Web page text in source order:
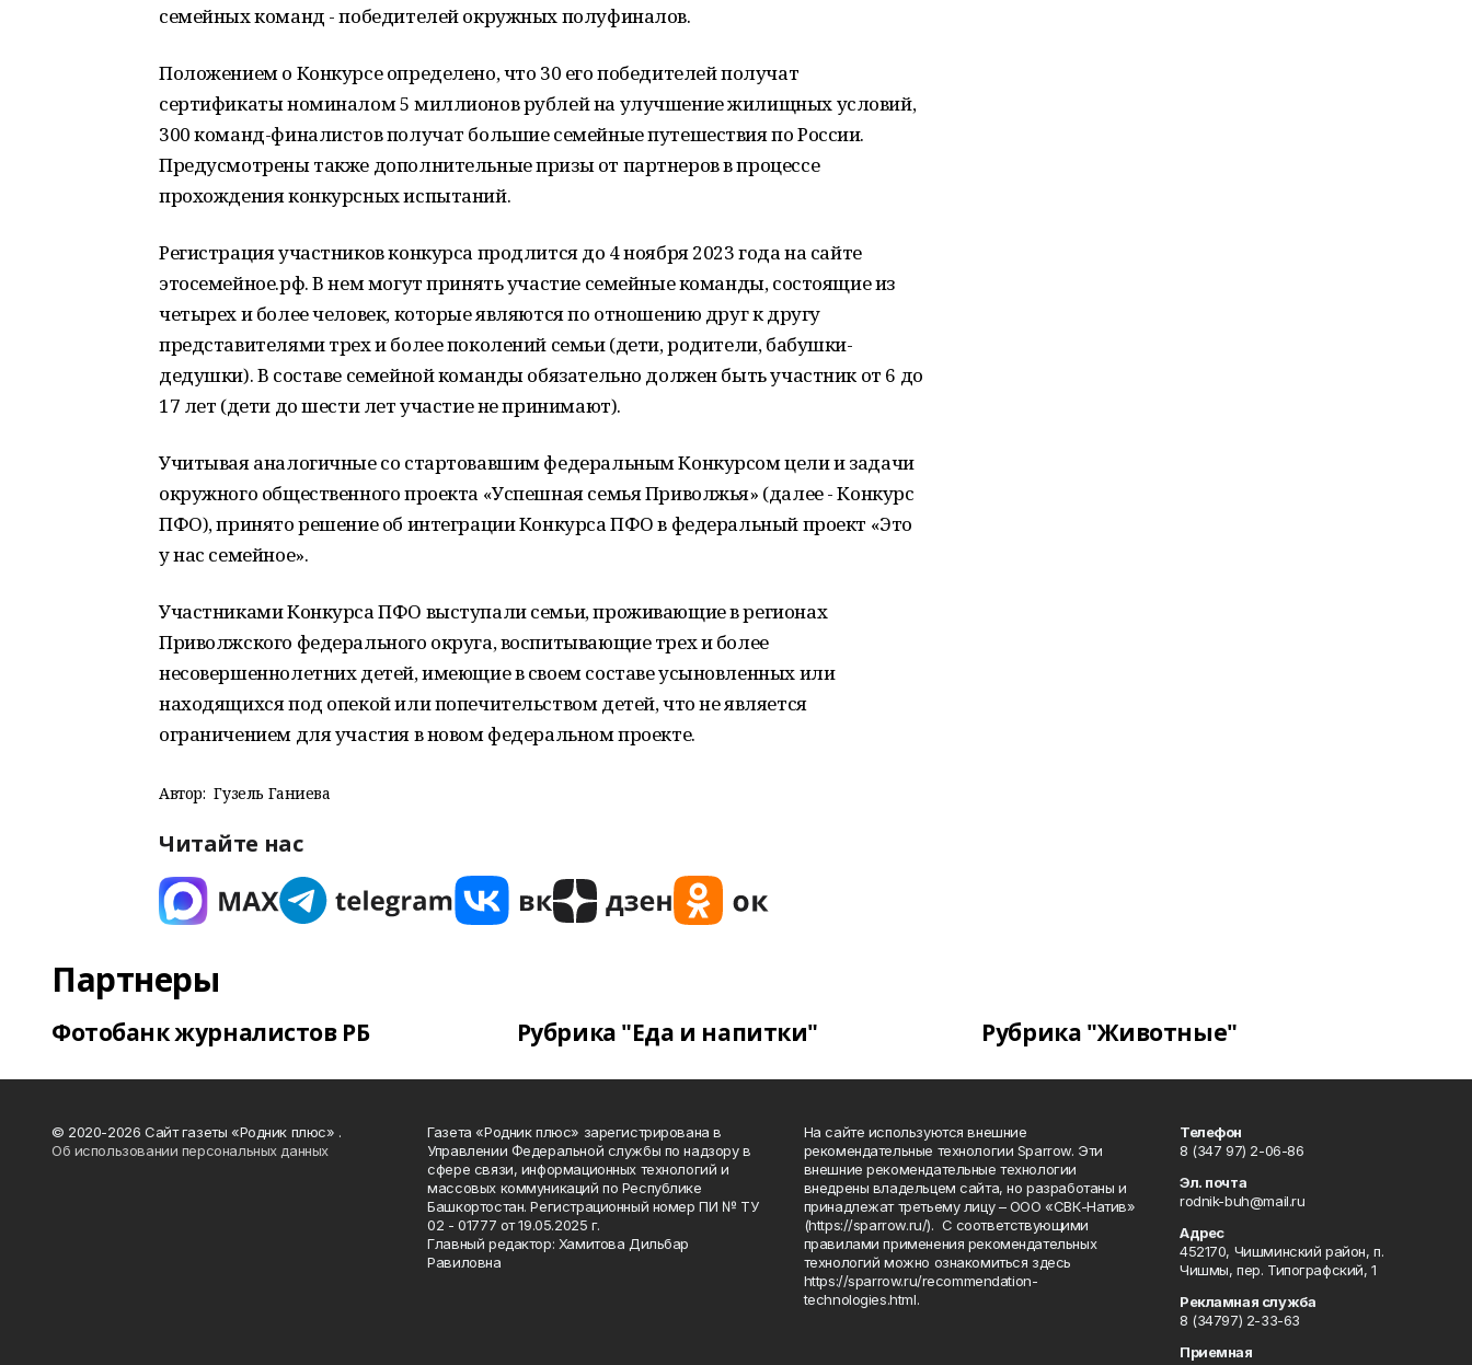
семейных команд - победителей окружных полуфиналов.
Положением о Конкурсе определено, что 30 его победителей получат
сертификаты номиналом 5 миллионов рублей на улучшение жилищных условий,
300 команд-финалистов получат большие семейные путешествия по России.
Предусмотрены также дополнительные призы от партнеров в процессе
прохождения конкурсных испытаний.
Регистрация участников конкурса продлится до 4 ноября 2023 года на сайте
этосемейное.рф. В нем могут принять участие семейные команды, состоящие из
четырех и более человек, которые являются по отношению друг к другу
представителями трех и более поколений семьи (дети, родители, бабушки-
дедушки). В составе семейной команды обязательно должен быть участник от 6 до
17 лет (дети до шести лет участие не принимают).
Учитывая аналогичные со стартовавшим федеральным Конкурсом цели и задачи
окружного общественного проекта «Успешная семья Приволжья» (далее - Конкурс
ПФО), принято решение об интеграции Конкурса ПФО в федеральный проект «Это
у нас семейное».
Участниками Конкурса ПФО выступали семьи, проживающие в регионах
Приволжского федерального округа, воспитывающие трех и более
несовершеннолетних детей, имеющие в своем составе усыновленных или
находящихся под опекой или попечительством детей, что не является
ограничением для участия в новом федеральном проекте.
Автор: Гузель Ганиева
Читайте нас
Партнеры
Фотобанк журналистов РБ Рубрика "Еда и напитки" Рубрика "Животные"
© 2020-2026 Сайт газеты «Родник плюс» .
Об использовании персональных данных
Газета «Родник плюс» зарегистрирована в
Управлении Федеральной службы по надзору в
сфере связи, информационных технологий и
массовых коммуникаций по Республике
Башкортостан. Регистрационный номер ПИ № ТУ
02 - 01777 от 19.05.2025 г.
Главный редактор: Хамитова Дильбар
Равиловна
На сайте используются внешние
рекомендательные технологии Sparrow. Эти
внешние рекомендательные технологии
внедрены владельцем сайта, но разработаны и
принадлежат третьему лицу – ООО «СВК-Натив»
(https://sparrow.ru/). С соответствующими
правилами применения рекомендательных
технологий можно ознакомиться здесь
https://sparrow.ru/recommendation-
technologies.html.
Телефон
8 (347 97) 2-06-86
Эл. почта
rodnik-buh@mail.ru
Адрес
452170, Чишминский район, п.
Чишмы, пер. Типографский, 1
Рекламная служба
8 (34797) 2-33-63
Приемная